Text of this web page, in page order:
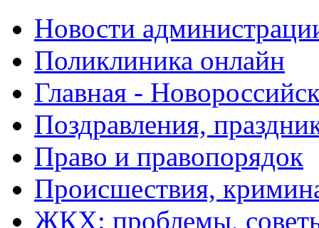
Новости
Поликлиника онлайн
Главная -
Поздравления,
Право и правопорядок
Происшествия,
ЖКХ: проблемы,